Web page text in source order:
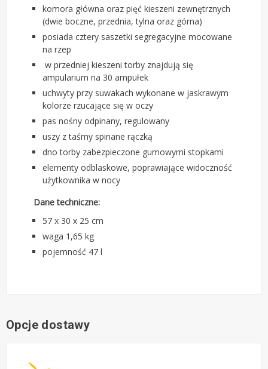
komora główna oraz pięć kieszeni zewnętrznych
(dwie boczne, przednia, tylna oraz górna)
posiada cztery saszetki segregacyjne mocowane
na rzep
w przedniej kieszeni torby znajdują się
ampularium na 30 ampułek
uchwyty przy suwakach wykonane w jaskrawym
kolorze rzucające się w oczy
pas nośny odpinany, regulowany
uszy z taśmy spinane rączką
dno torby zabezpieczone gumowymi stopkami
elementy odblaskowe, poprawiające widoczność
użytkownika w nocy
Dane techniczne:
57 x 30 x 25 cm
waga 1,65 kg
pojemność 47 l
Opcje dostawy